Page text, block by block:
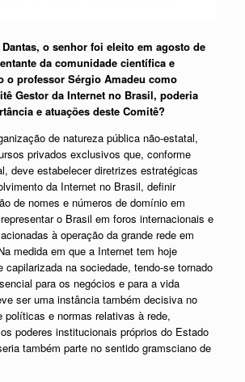
o senhor foi eleito em agosto de
da comunidade científica e
o professor Sérgio Amadeu como
Gestor da Internet no Brasil, poderia
e atuações deste Comitê?
de natureza pública não-estatal,
privados exclusivos que, conforme
deve estabelecer diretrizes estratégicas
da Internet no Brasil, definir
de nomes e números de domínio em
o Brasil em foros internacionais e
à operação da grande rede em
medida em que a Internet tem hoje
capilarizada na sociedade, tendo-se tornado
para os negócios e para a vida
ser uma instância também decisiva no
políticas e normas relativas à rede,
poderes institucionais próprios do Estado
também parte no sentido gramsciano de